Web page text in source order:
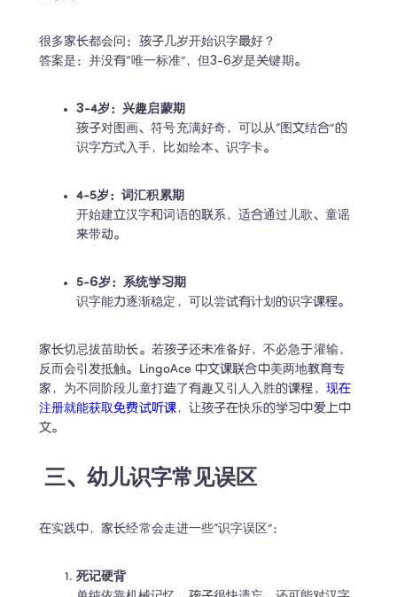
很多家长都会问：孩子几岁开始识字最好？
答案是：并没有“唯一标准”，但3-6岁是关键期。
3-4岁：兴趣启蒙期
孩子对图画、符号充满好奇，可以从“图文结合”的
识字方式入手，比如绘本、识字卡。
4-5岁：词汇积累期
开始建立汉字和词语的联系，适合通过儿歌、童谣
来带动。
5-6岁：系统学习期
识字能力逐渐稳定，可以尝试有计划的识字课程。
家长切忌拔苗助长。若孩子还未准备好，不必急于灌输，
反而会引发抵触。LingoAce 中文课联合中美两地教育专
家，为不同阶段儿童打造了有趣又引人入胜的课程， 现在
注册就能获取免费试听课，让孩子在快乐的学习中爱上中
文。
三、幼儿识字常见误区
在实践中，家长经常会走进一些“识字误区”：
死记硬背